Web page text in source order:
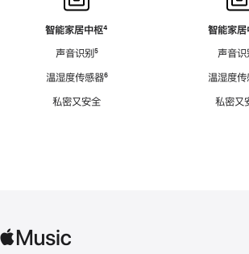
智能家居中枢脚
⁴
声音识别脚
⁵
温湿度传感器脚
⁶
私密又安全
智能家居
声音识
温湿度传
私密又